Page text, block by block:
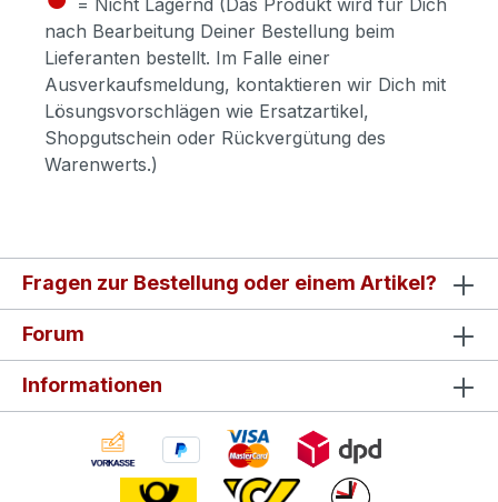
nach Bearbeitung Deiner Bestellung beim
Lieferanten bestellt. Im Falle einer
Ausverkaufsmeldung, kontaktieren wir Dich mit
Lösungsvorschlägen wie Ersatzartikel,
Shopgutschein oder Rückvergütung des
Warenwerts.)
Fragen zur Bestellung oder einem Artikel?
Forum
Informationen